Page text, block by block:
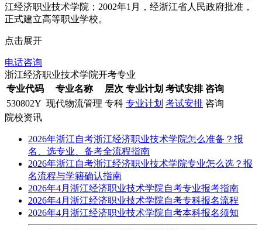
江经济职业技术学院；2002年1月，经浙江省人民政府批准，
正式建立高等职业学校。
点击展开
电话咨询
浙江经济职业技术学院开考专业
专业代码
专业名称 层次 专业计划 考试安排 咨询
530802Y 现代物流管理 专科 专业计划 考试安排 咨询
院校资讯
2026年浙江自考浙江经济职业技术学院怎么准备？报
名、选专业、备考全流程指南
2026年浙江自考浙江经济职业技术学院专业怎么选？报
名流程与学籍确认指南
2026年4月浙江经济职业技术学院自考专业报考指南
2026年4月浙江经济职业技术学院自考专科报名流程
2026年4月浙江经济职业技术学院自考本科报名须知